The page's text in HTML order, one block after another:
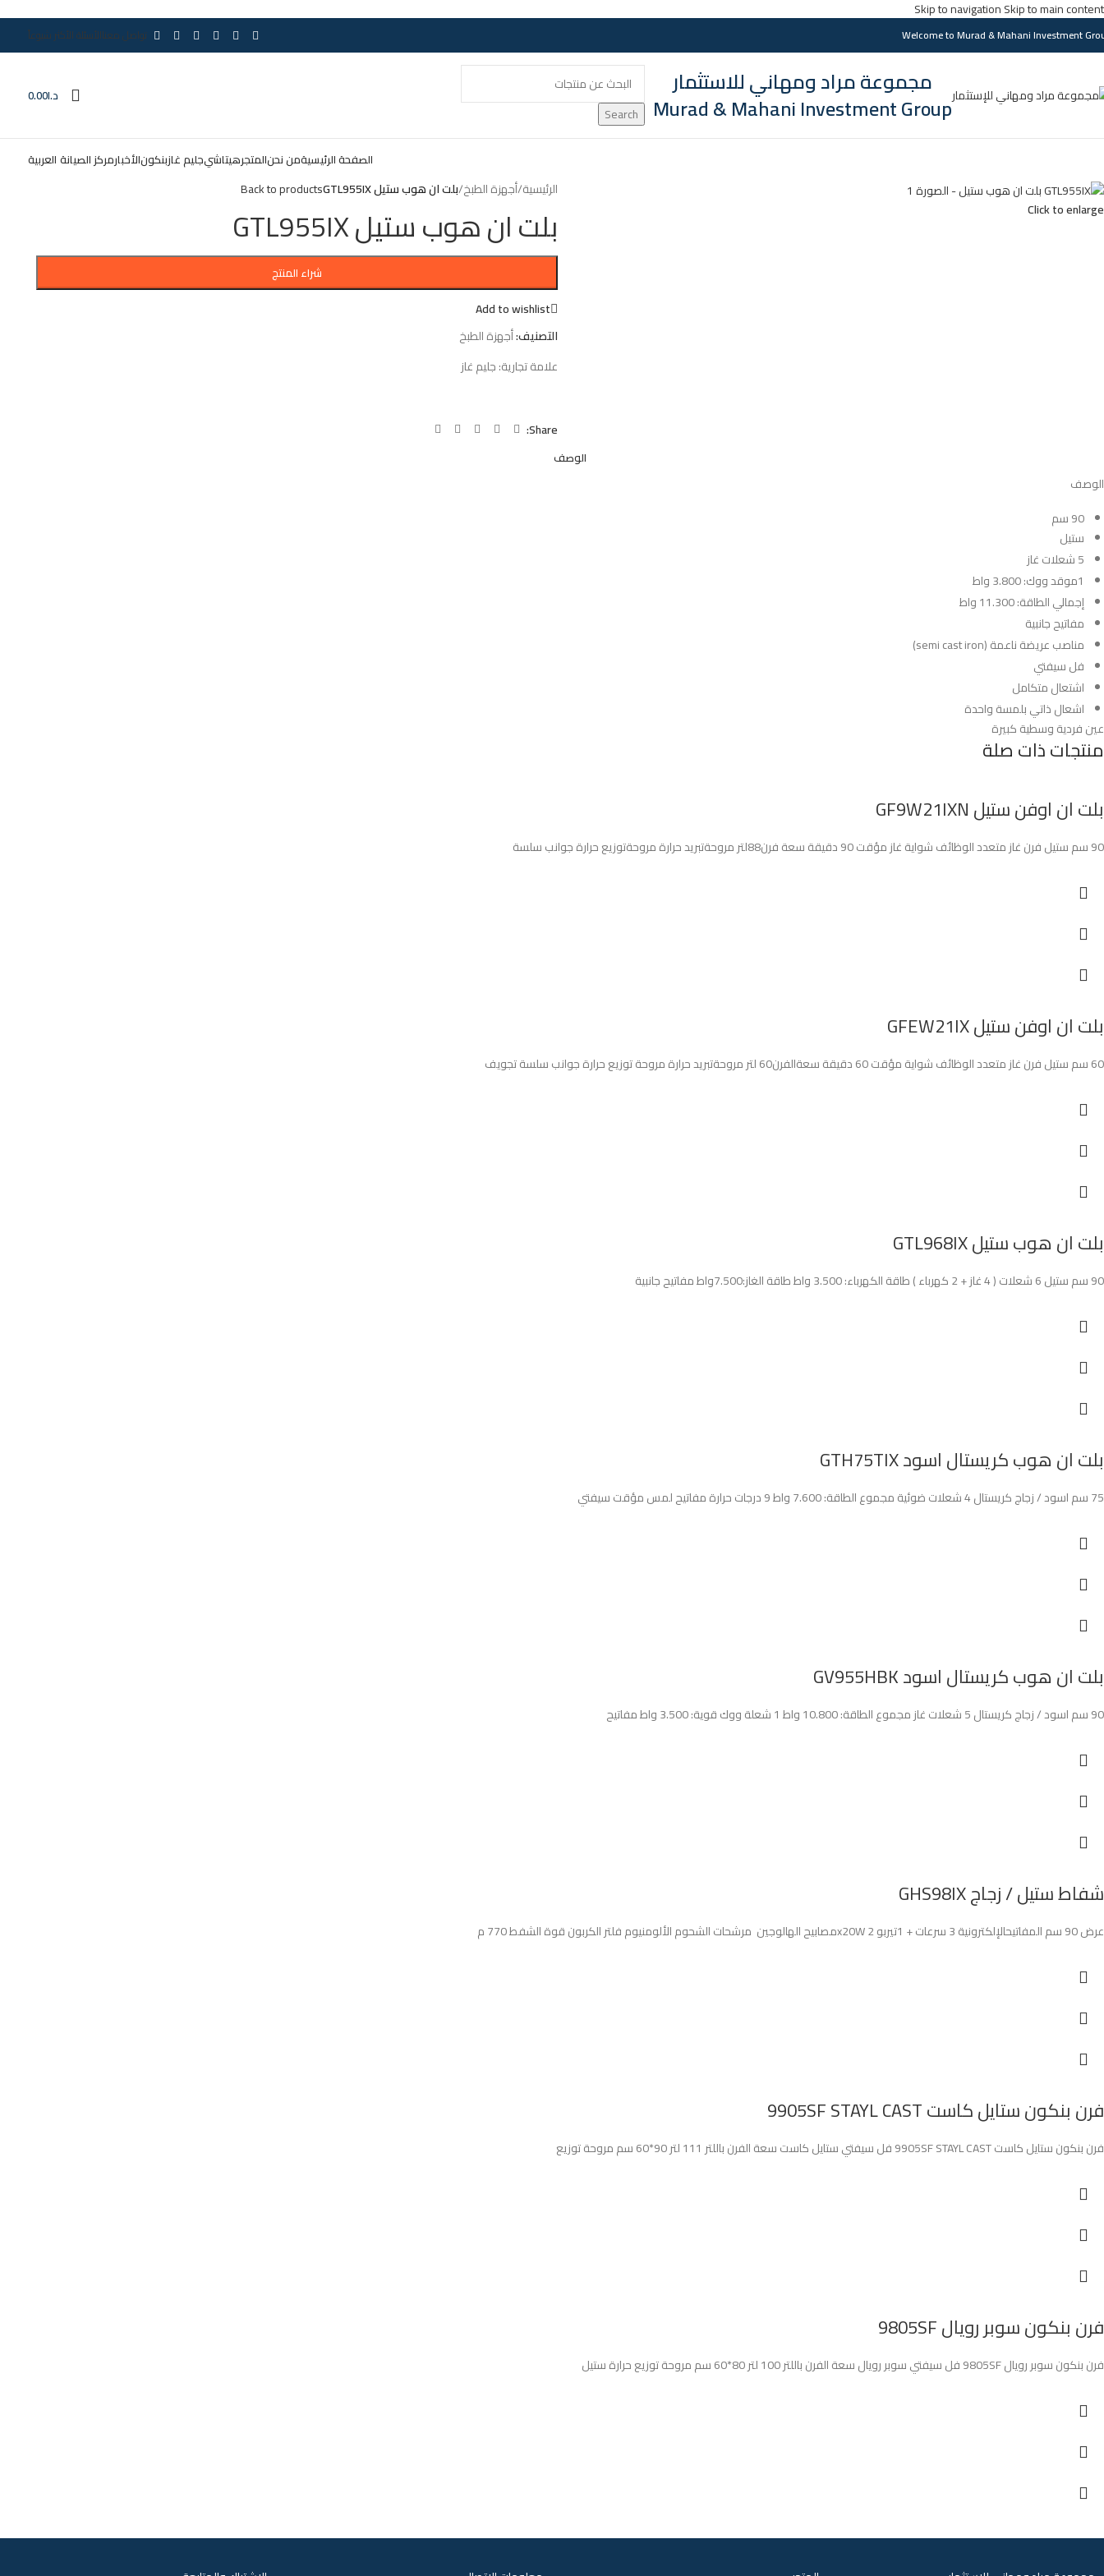
Skip to navigationSkip to main content
Welcome to Murad & Mahani Investment تواصل معناالأسئلة الأكثر شيوعاً
مجموعة مراد ومهاني للاستثمار
Murad & Mahani Investment Group
Search
د.ا0.00
الصفحة الرئيسيةمن نحنالمتجرهيتاشيجليم غازبنكونالأخبارمركز الصيانة العربية
Click to enlarge
الرئيسية/أجهزة الطبخ/بلت ان هوب ستيل GTL955IX Back to products
بلت ان هوب ستيل GTL955IX
شراء المنتج
Add to wishlist
التصنيف:أجهزة الطبخ
علامة تجارية:جليم غاز
Share:
الوصف
الوصف
90 سم
ستيل
5 شعلات غاز
1موقد ووك: 3.800 واط
إجمالي الطاقة: 11.300 واط
مفاتيح جانبية
مناصب عريضة ناعمة (semi cast iron)
فل سيفتي
اشتعال متكامل
اشعال ذاتي بلمسة واحدة
عين فردية وسطية كبيرة
منتجات ذات صلة
بلت ان اوفن ستيل GF9W21IXN
90 سم ستيل فرن غاز متعدد الوظائف شواية غاز مؤقت 90 دقيقة سعة فرن88لتر مروحةتبريد حرارة مروحةتوزيع حرارة جوانب سلسة
بلت ان اوفن ستيل GFEW21IX
60 سم ستيل فرن غاز متعدد الوظائف شواية مؤقت 60 دقيقة سعةالفرن60 لتر مروحةتبريد حرارة مروحة توزيع حرارة جوانب سلسة تجويف
بلت ان هوب ستيل GTL968IX
90 سم ستيل 6 شعلات ( 4 غاز + 2 كهرباء ) طاقة الكهرباء: 3.500 واط طاقة الغاز:7.500واط مفاتيح جانبية
بلت ان هوب كريستال اسود GTH75TIX
75 سم اسود / زجاج كريستال 4 شعلات ضوئية مجموع الطاقة: 7.600 واط 9 درجات حرارة مفاتيح لمس مؤقت سيفتي
بلت ان هوب كريستال اسود GV955HBK
90 سم اسود / زجاج كريستال 5 شعلات غاز مجموع الطاقة: 10.800 واط 1 شعلة ووك قوية: 3.500 واط مفاتيح
شفاط ستيل / زجاج GHS98IX
عرض 90 سم المفاتيحالإلكترونية 3 سرعات + 1تيربو x20W 2مصابيح الهالوجين مرشحات الشحوم الألومنيوم فلتر الكربون قوة الشفط 770 م
فرن بنكون ستايل كاست 9905SF STAYL CAST
فرن بنكون ستايل كاست 9905SF STAYL CAST فل سيفتي ستايل كاست سعة الفرن باللتر 111 لتر 90*60 سم مروحة توزيع
فرن بنكون سوبر رويال 9805SF
فرن بنكون سوبر رويال 9805SF فل سيفتي سوبر رويال سعة الفرن باللتر 100 لتر 80*60 سم مروحة توزيع حرارة ستيل